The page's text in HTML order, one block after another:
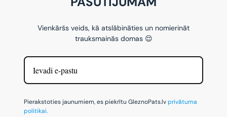
Vienkāršs veids, kā atslābināties un nomierināt
trauksmainās domas 😌
Pierakstoties jaunumiem, es piekrītu GleznoPats.lvprivātuma
politikai.